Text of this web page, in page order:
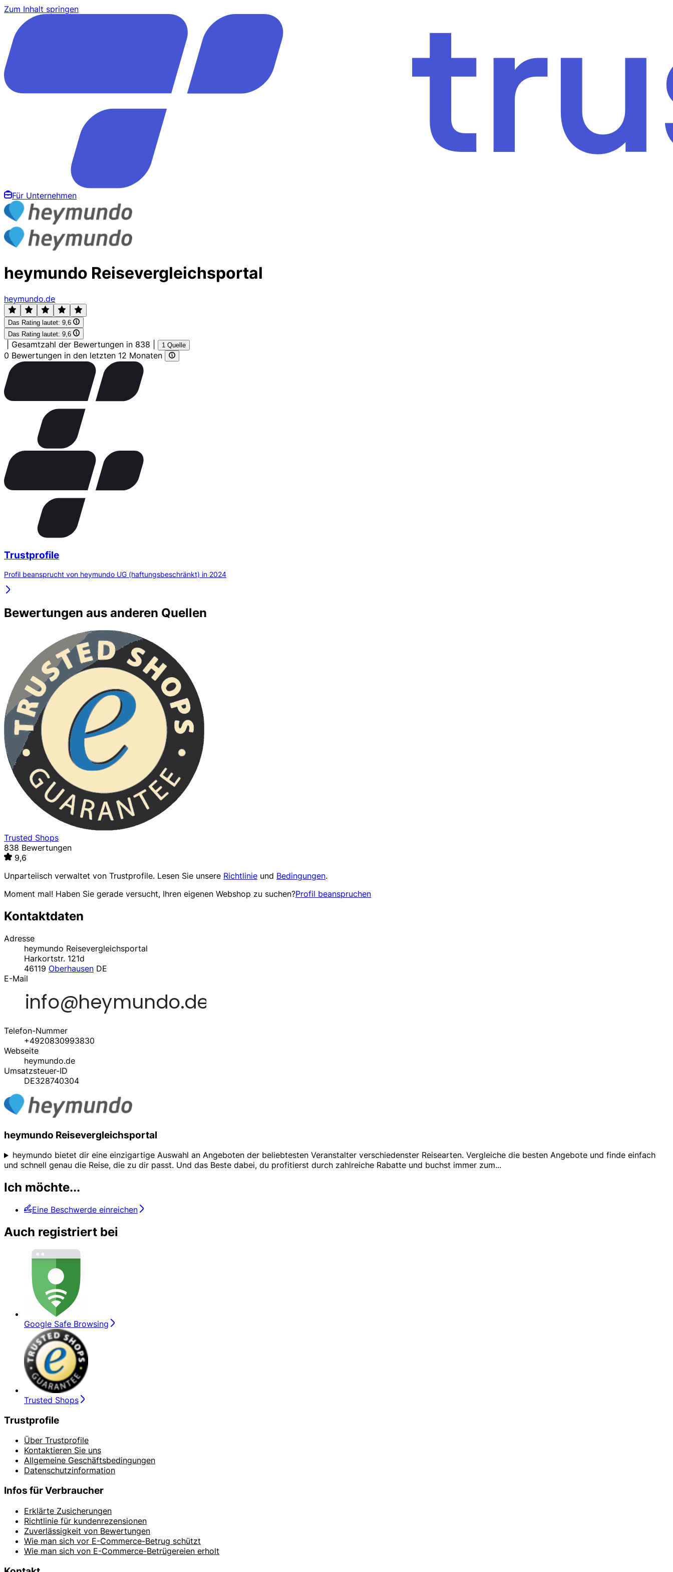
Zum Inhalt springen
Für Unternehmen
heymundo Reisevergleichsportal
heymundo.de
Das Rating lautet: 9,6
Das Rating lautet: 9,6
Gesamtzahl der Bewertungen in 838 1 Quelle
0 Bewertungen in den letzten 12 Monaten
Trustprofile
Profil beansprucht von heymundo UG (haftungsbeschränkt) in 2024
Bewertungen aus anderen Quellen
Trusted Shops
838 Bewertungen
9,6
Unparteiisch verwaltet von Trustprofile. Lesen Sie unsere Richtlinie und Bedingungen.
Moment mal! Haben Sie gerade versucht, Ihren eigenen Webshop zu suchen?Profil beanspruchen
Kontaktdaten
Adresse
heymundo Reisevergleichsportal
Harkortstr. 121d
46119 Oberhausen DE
E-Mail
Telefon-Nummer
+4920830993830
Webseite
heymundo.de
Umsatzsteuer-ID
DE328740304
heymundo Reisevergleichsportal
heymundo bietet dir eine einzigartige Auswahl an Angeboten der beliebtesten Veranstalter verschiedenster Reisearten. Vergleiche die besten Angebote und finde einfach
und schnell genau die Reise, die zu dir passt. Und das Beste dabei, du profitierst durch zahlreiche Rabatte und buchst immer zum...
Ich möchte...
Eine Beschwerde einreichen
Auch registriert bei
Google Safe Browsing
Trusted Shops
Trustprofile
Über Trustprofile
Kontaktieren Sie uns
Allgemeine Geschäftsbedingungen
Datenschutzinformation
Infos für Verbraucher
Erklärte Zusicherungen
Richtlinie für kundenrezensionen
Zuverlässigkeit von Bewertungen
Wie man sich vor E-Commerce-Betrug schützt
Wie man sich von E-Commerce-Betrügereien erholt